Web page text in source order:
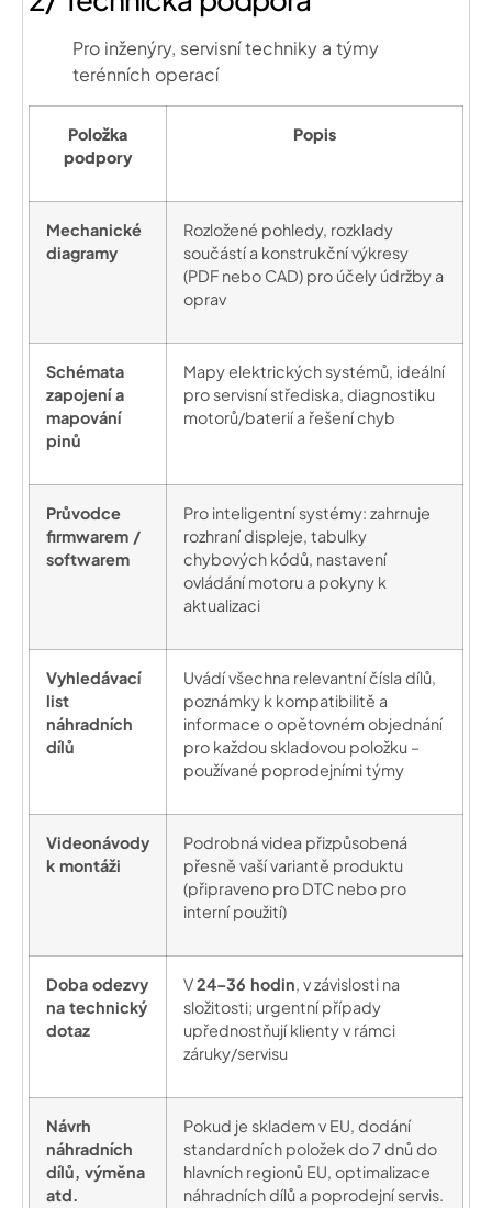
Pro inženýry, servisní techniky a týmy
terénních operací
Položka
podpory
Popis
Mechanické
diagramy
Rozložené pohledy, rozklady
součástí a konstrukční výkresy
(PDF nebo CAD) pro účely údržby a
oprav
Schémata
zapojení a
mapování
pinů
Mapy elektrických systémů, ideální
pro servisní střediska, diagnostiku
motorů/baterií a řešení chyb
Průvodce
firmwarem /
softwarem
Pro inteligentní systémy: zahrnuje
rozhraní displeje, tabulky
chybových kódů, nastavení
ovládání motoru a pokyny k
aktualizaci
Vyhledávací
list
náhradních
dílů
Uvádí všechna relevantní čísla dílů,
poznámky k kompatibilitě a
informace o opětovném objednání
pro každou skladovou položku –
používané poprodejními týmy
Videonávody
k montáži
Podrobná videa přizpůsobená
přesně vaší variantě produktu
(připraveno pro DTC nebo pro
interní použití)
Doba odezvy
na technický
dotaz
V24–36 hodin, v závislosti na
složitosti; urgentní případy
upřednostňují klienty v rámci
záruky/servisu
Návrh
náhradních
dílů, výměna
atd.
Pokud je skladem v EU, dodání
standardních položek do 7 dnů do
hlavních regionů EU, optimalizace
náhradních dílů a poprodejní servis.